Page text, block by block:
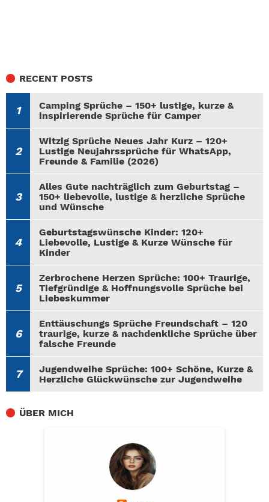
RECENT POSTS
Camping Sprüche – 150+ lustige, kurze &
inspirierende Sprüche für Camper
Witzig Sprüche Neues Jahr Kurz – 120+
Lustige Neujahrssprüche für WhatsApp,
Freunde & Familie (2026)
Alles Gute nachträglich zum Geburtstag –
150+ liebevolle, lustige & herzliche Sprüche
und Wünsche
Geburtstagswünsche Kinder: 120+
Liebevolle, Lustige & Kurze Wünsche für
Kinder
Zerbrochene Herzen Sprüche: 100+ Traurige,
Tiefgründige & Hoffnungsvolle Sprüche bei
Liebeskummer
Enttäuschungs Sprüche Freundschaft – 120
traurige, kurze & nachdenkliche Sprüche über
falsche Freunde
Jugendweihe Sprüche: 100+ Schöne, Kurze &
Herzliche Glückwünsche zur Jugendweihe
ÜBER MICH